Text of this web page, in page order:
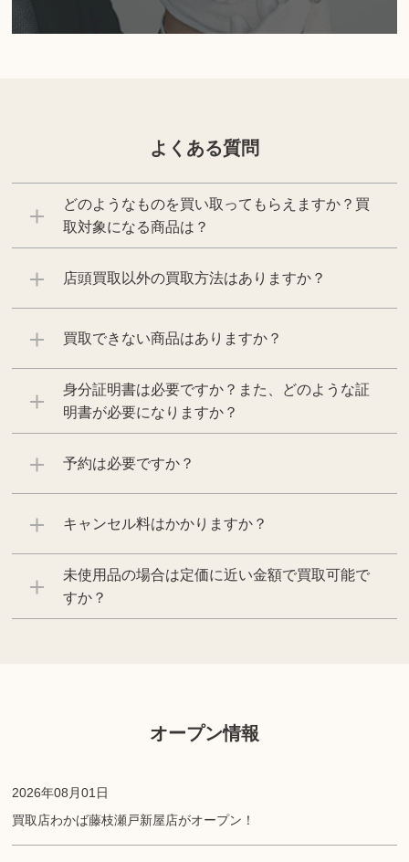
よくある質問
どのようなものを買い取ってもらえますか？買
取対象になる商品は？
店頭買取以外の買取方法はありますか？
買取できない商品はありますか？
身分証明書は必要ですか？また、どのような証
明書が必要になりますか？
予約は必要ですか？
キャンセル料はかかりますか？
未使用品の場合は定価に近い金額で買取可能で
すか？
オープン情報
2026年08月01日
買取店わかば藤枝瀬戸新屋店がオープン！